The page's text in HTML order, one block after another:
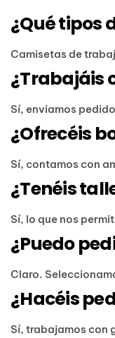
¿Qué tipos
Camisetas de
¿Trabajáis
Sí, enviamos
¿Ofrecéis
Sí, contamos con
¿Tenéis
Sí, lo que nos
¿Puedo
Claro.
¿Hacéis
Sí, trabajamos con